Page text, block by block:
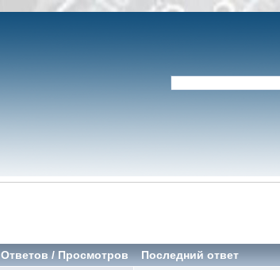
Ответов /Просмотров
Последний ответ